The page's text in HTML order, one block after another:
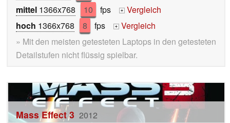
mittel 1366x768 10 fps +
Vergleich
hoch 1366x768 8 fps +
Vergleich
» Mit den meisten getesteten Laptops in den getesteten
Detailstufen nicht flüssig spielbar.
Mass Effect 3 2012